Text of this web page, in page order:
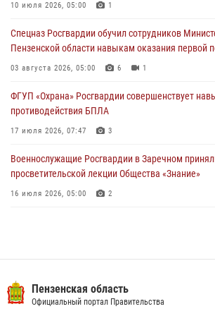
05 августа 2026, 04:00
В Пензе при силовой поддержке Росгвардии
деятельность ОПГ, маскировавшейся под
(видео)
10 июля 2026, 05:00 1
Спецназ Росгвардии обучил сотрудников
Пензенской области навыкам оказания первой
03 августа 2026, 05:00 6 1
ФГУП «Охрана» Росгвардии совершенствует
противодействия БПЛА
17 июля 2026, 07:47 3
Военнослужащие Росгвардии в Заречном
просветительской лекции Общества «Знание»
16 июля 2026, 05:00 2
Интервью с сотрудником службы ОМОН: как
службе
Пензенская область
Официальный портал Правительства